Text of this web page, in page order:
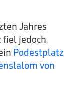
Jahres
fiel jedoch
Podestplatz
von